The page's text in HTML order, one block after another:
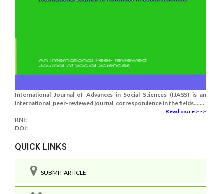
International Journal of Advances in Social Sciences (IJASS) is an
international, peer-reviewed journal, correspondence in the fields.......
Read more >>>
RNI:
DOI:
QUICK LINKS
SUBMIT ARTICLE